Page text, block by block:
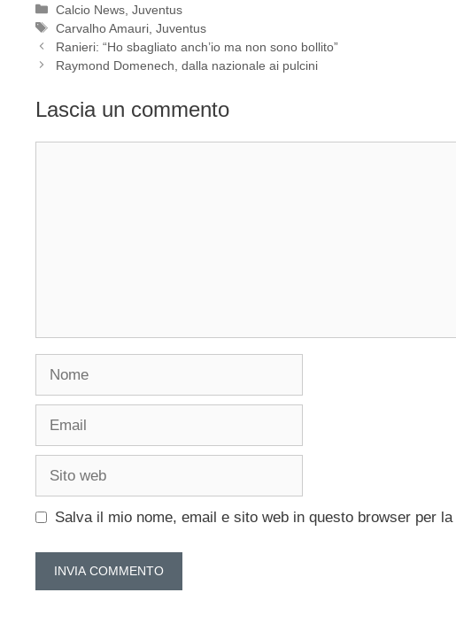
Categorie
Calcio News ,Juventus
Tag
Carvalho Amauri ,Juventus
Ranieri: “Ho sbagliato anch’io ma non sono bollito”
Raymond Domenech, dalla nazionale ai pulcini
Lascia un commento
Nome
Email
Sito
Salva il mio nome, email e sito web in questo browser per